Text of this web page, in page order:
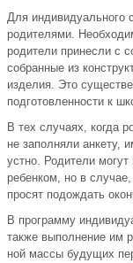
Для индивидуального
родителями.
ро­дители принесли с
соб­ранные из
изде­лия. Это
подго­товленности к
В тех случаях, когда
не заполняли анкету,
устно. Родители
ребенком, но в случае,
просят подождать
В программу
также выполнение им
ной массы будущих